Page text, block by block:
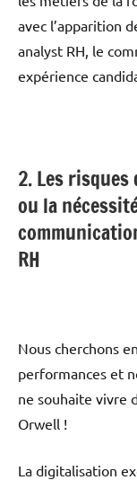
avec l’apparition
analyst RH, le
expérience
2. Les
ou la
RH
Nous cherchons
performances et
ne souhaite vivre
Orwell !
La digitalisation